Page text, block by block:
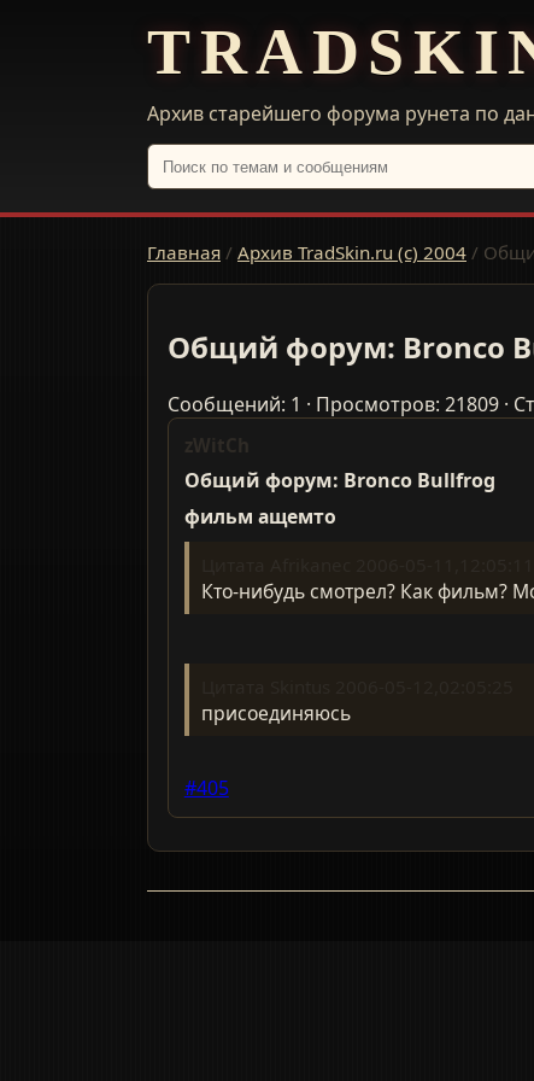
Архив старейшего форума рунета по
Главная / Архив TradSkin.ru (с) 2004 /
Общий форум: Bronco
Сообщений: 1 · Просмотров: 21809 ·
zWitCh
Общий форум: Bronco Bullfrog
фильм ащемто
Кто-нибудь смотрел? Как фильм?
присоединяюсь
#405